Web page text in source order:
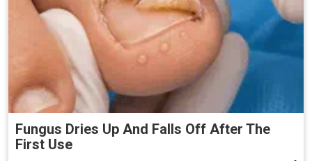
Fungus Dries Up And Falls Off After The
First Use